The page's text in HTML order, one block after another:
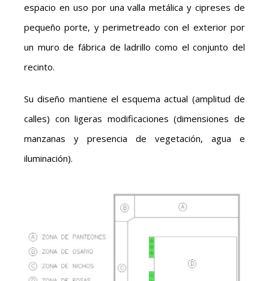
espacio en uso por una valla metálica y cipreses de
pequeño porte, y perimetreado con el exterior por
un muro de fábrica de ladrillo como el conjunto del
recinto.
Su diseño mantiene el esquema actual (amplitud de
calles) con ligeras modificaciones (dimensiones de
manzanas y presencia de vegetación, agua e
iluminación).